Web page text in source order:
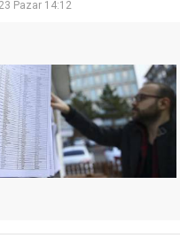
Pazar 14:12